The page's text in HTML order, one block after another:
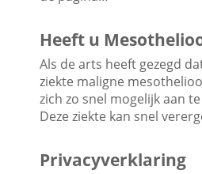
Heeft u
Als de arts heeft gezegd
ziekte maligne
zich zo snel mogelijk aan
Deze ziekte kan snel
Privacyverklaring